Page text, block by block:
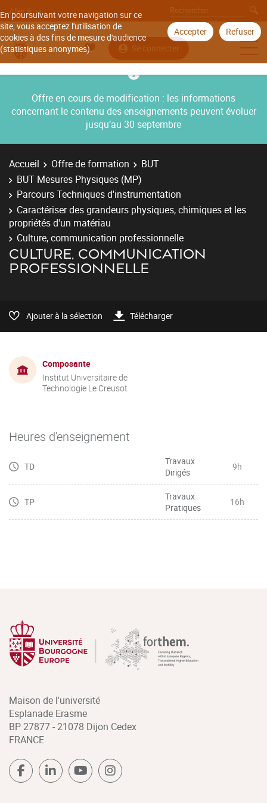
En poursuivant votre navigation sur ce
site, vous acceptez l'utilisation de
cookies à des fins de mesure d'audience
(statistiques anonymes).
Accepter Refuser
Aller à
Se connecter
Offre en cours de modification : les informations
concernant le contenu des enseignements peuvent évoluer
jusqu’au 30 septembre
Accueil Offre de formation
BUT
BUT Mesures Physiques (MP)
Parcours Techniques d'instrumentation
Caractériser des grandeurs physiques, chimiques et les
propriétés d'un matériau
Culture, communication professionnelle
CULTURE, COMMUNICATION
PROFESSIONNELLE
Ajouter à la sélection Télécharger
Composante
Institut Universitaire de
Technologie Le Creusot
Heures d'enseignement
TD
Travaux
Dirigés
9h
TP
Travaux
Pratiques
16h
Maison de l'université
Esplanade Erasme
BP 27877 - 21078 Dijon Cedex
FRANCE